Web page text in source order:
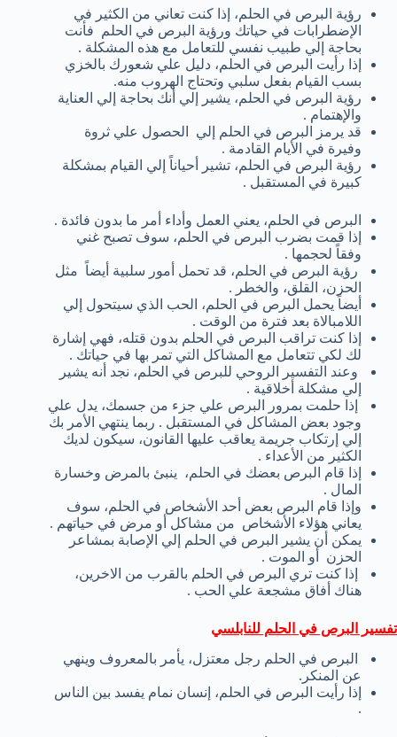
رؤية البرص في الحلم، إذا كنت تعاني من الكثير في
الإضطرابات في حياتك ورؤية البرص في الحلم فأنت
بحاجة إلي طبيب نفسي للتعامل مع هذه المشكلة .
إذا رأيت البرص في الحلم، دليل علي شعورك بالخزي
بسب القيام بفعل سلبي وتحتاج الهروب منه.
رؤية البرص في الحلم، يشير إلي أنك بحاجة إلي العناية
والإهتمام .
قد يرمز البرص في الحلم إلي الحصول علي ثروة
وفيرة في الأيام القادمة .
رؤية البرص في الحلم، تشير أحياناً إلي القيام بمشكلة
كبيرة في المستقبل .
البرص في الحلم، يعني العمل وأداء أمر ما بدون فائدة .
إذا قمت بضرب البرص في الحلم، سوف تصبح غني
وفقاً لحجمها .
رؤية البرص في الحلم، قد تحمل أمور سلبية أيضاً مثل
الحزن، القلق، والخطر .
أيضاً يحمل البرص في الحلم، الحب الذي سيتحول إلي
اللامبالاة بعد فترة من الوقت .
إذا كنت تراقب البرص في الحلم بدون قتله، فهي إشارة
لك لكي تتعامل مع المشاكل التي تمر بها في حياتك .
وعند التفسير الروحي للبرص في الحلم، نجد أنه يشير
إلي مشكلة أخلاقية .
إذا حلمت بمرور البرص علي جزء من جسمك، يدل علي
وجود بعض المشاكل في المستقبل . ربما ينتهي الأمر بك
إلي إرتكاب جريمة يعاقب عليها القانون، سيكون لديك
الكثير من الأعداء .
إذا قام البرص بعضك في الحلم، ينبئ بالمرض وخسارة
المال .
وإذا قام البرص بعض أحد الأشخاص في الحلم، سوف
يعاني هؤلاء الأشخاص من مشاكل أو مرض في حياتهم .
يمكن أن يشير البرص في الحلم إلي الإصابة بمشاعر
الحزن أو الموت .
إذا كنت تري البرص في الحلم بالقرب من الاخرين،
هناك أفاق مشجعة علي الحب .
تفسير البرص في الحلم للنابلسي
البرص في الحلم رجل معتزل، يأمر بالمعروف وينهي
عن المنكر.
إذا رأيت البرص في الحلم، إنسان نمام يفسد بين الناس
.